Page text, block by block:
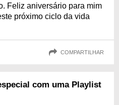
Feliz aniversário para mim
próximo ciclo da vida
COMPARTILHAR
com uma Playlist